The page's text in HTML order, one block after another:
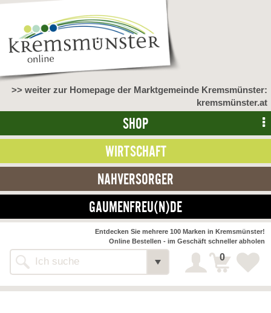
>> weiter zur Homepage der Marktgemeinde Kremsmünster:
kremsmünster.at
SHOP
WIRTSCHAFT
NAHVERSORGER
GAUMENFREU(N)DE
Alle Webseiten
Entdecken Sie mehrere 100 Marken in Kremsmünster!
Online Bestellen - im Geschäft schneller abholen
0